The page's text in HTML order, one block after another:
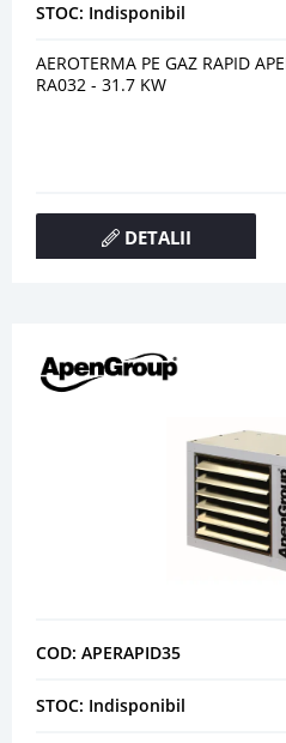
STOC: Indisponibil
AEROTERMA PE GAZ RAPID
RA032 - 31.7 KW
DETALII
COD: APERAPID35
STOC: Indisponibil